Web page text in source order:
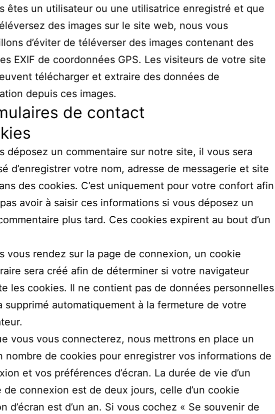
êtes un utilisateur ou une utilisatrice enregistré et que
des images sur le site web, nous vous
d’éviter de téléverser des images contenant des
EXIF de coordonnées GPS. Les visiteurs de votre site
télécharger et extraire des données de
depuis ces images.
de contact
déposez un commentaire sur notre site, il vous sera
d’enregistrer votre nom, adresse de messagerie et site
des cookies. C’est uniquement pour votre confort afin
avoir à saisir ces informations si vous déposez un
plus tard. Ces cookies expirent au bout d’un
vous rendez sur la page de connexion, un cookie
sera créé afin de déterminer si votre navigateur
les cookies. Il ne contient pas de données personnelles
supprimé automatiquement à la fermeture de votre
vous vous connecterez, nous mettrons en place un
nombre de cookies pour enregistrer vos informations de
et vos préférences d’écran. La durée de vie d’un
de connexion est de deux jours, celle d’un cookie
d’écran est d’un an. Si vous cochez « Se souvenir de